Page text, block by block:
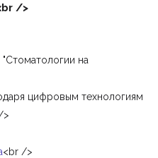
/>
на
цифровым технологиям
>
<br />